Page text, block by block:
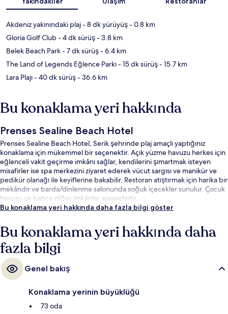
Akdeniz yakınındaki plaj- 8 dk yürüyüş- 0.8 km
Gloria Golf Club- 4 dk sürüş- 3.8 km
Belek Beach Park- 7 dk sürüş- 6.4 km
The Land of Legends Eğlence Parkı- 15 dk sürüş- 15.7 km
Lara Plajı- 40 dk sürüş- 36.6 km
Bu konaklama yeri hakkında
Prenses Sealine Beach Hotel
Prenses Sealine Beach Hotel, Serik şehrinde plaj amaçlı yaptığınız
konaklama için mükemmel bir seçenektir. Açık yüzme havuzu herkes için
eğlenceli vakit geçirme imkânı sağlar, kendilerini şımartmak isteyen
misafirler ise spa merkezini ziyaret ederek vücut sargısı ve manikür ve
pedikür olanağı ile keyiflerine bakabilir. Restoran atıştırmak için harika bir
mekândır ve barda/dinlenme salonunda soğuk içecekler sunulur. Çocuk
havuzu ve bahçe diğer imkânlar arasındadır.
Bu konaklama yeri hakkında daha fazla bilgi göster
Bu konaklama yeri hakkında daha
fazla bilgi
Genel bakış
Konaklama yerinin büyüklüğü
73 oda